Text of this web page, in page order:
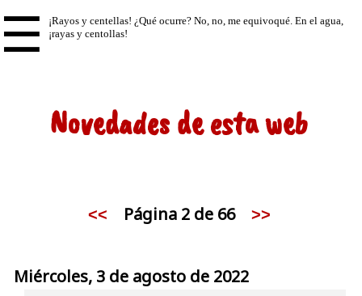
☰
Novedades de esta web
<< Página 2 de 66 >>
Miércoles, 3 de agosto de 2022